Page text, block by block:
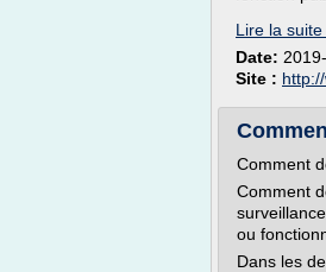
Lire la suite
Date:
Site :
Comment
Comment
ou
Dans les